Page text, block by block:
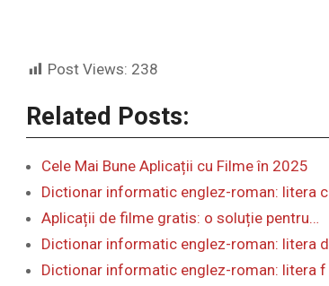
Post Views: 238
Related Posts:
Cele Mai Bune Aplicații cu Filme în 2025
Dictionar informatic englez-roman: litera c
Aplicații de filme gratis: o soluție pentru…
Dictionar informatic englez-roman: litera d
Dictionar informatic englez-roman: litera f